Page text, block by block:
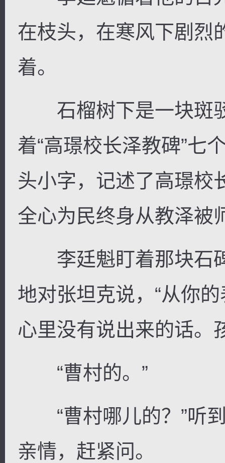
在枝头，在寒风下剧烈
着。
石榴树下是一块斑
着“高璟校长泽教碑”七
头小字，记述了高璟校
全心为民终身从教泽被
李廷魁盯着那块石
地对张坦克说，“从你
心里没有说出来的话。
“曹村的。”
“曹村哪儿的？”听到
亲情，赶紧问。